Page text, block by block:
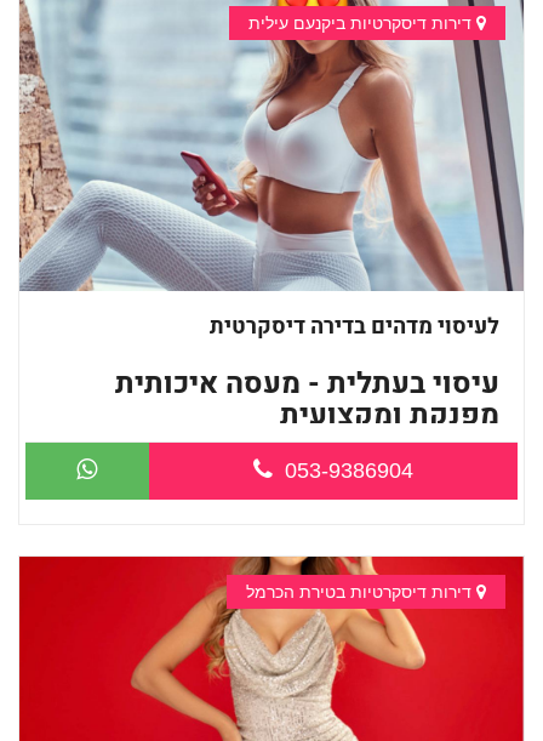
דירות דיסקרטיות ביקנעם עילית
לעיסוי מדהים בדירה דיסקרטית
עיסוי בעתלית - מעסה איכותית
מפנקת ומקצועית
053-9386904
דירות דיסקרטיות בטירת הכרמל